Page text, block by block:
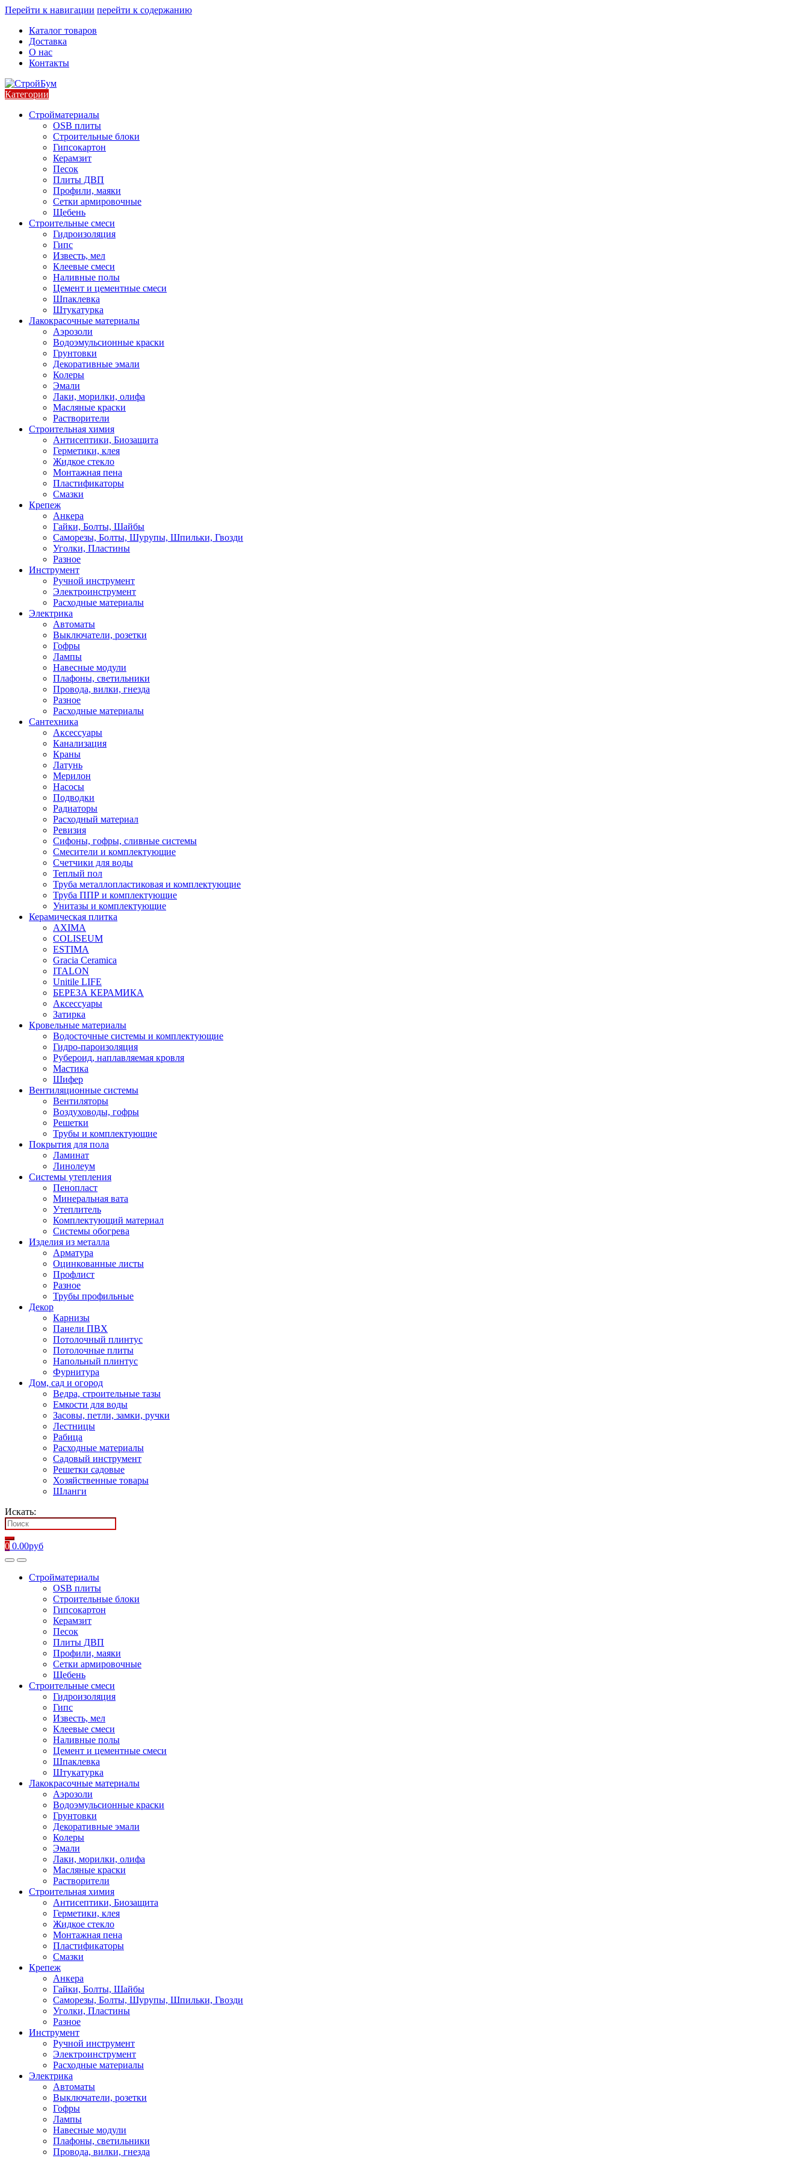
Перейти к навигации перейти к содержанию
Каталог товаров
Доставка
О нас
Контакты
Категории
Стройматериалы
OSB плиты
Строительные блоки
Гипсокартон
Керамзит
Песок
Плиты ДВП
Профили, маяки
Сетки армировочные
Щебень
Строительные смеси
Гидроизоляция
Гипс
Известь, мел
Клеевые смеси
Наливные полы
Цемент и цементные смеси
Шпаклевка
Штукатурка
Лакокрасочные материалы
Аэрозоли
Водоэмульсионные краски
Грунтовки
Декоративные эмали
Колеры
Эмали
Лаки, морилки, олифа
Масляные краски
Растворители
Строительная химия
Антисептики, Биозащита
Герметики, клея
Жидкое стекло
Монтажная пена
Пластификаторы
Смазки
Крепеж
Анкера
Гайки, Болты, Шайбы
Саморезы, Болты, Шурупы, Шпильки, Гвозди
Уголки, Пластины
Разное
Инструмент
Ручной инструмент
Электроинструмент
Расходные материалы
Электрика
Автоматы
Выключатели, розетки
Гофры
Лампы
Навесные модули
Плафоны, светильники
Провода, вилки, гнезда
Разное
Расходные материалы
Сантехника
Аксессуары
Канализация
Краны
Латунь
Мерилон
Насосы
Подводки
Радиаторы
Расходный материал
Ревизия
Сифоны, гофры, сливные системы
Смесители и комплектующие
Счетчики для воды
Теплый пол
Труба металлопластиковая и комплектующие
Труба ППР и комплектующие
Унитазы и комплектующие
Керамическая плитка
AXIMA
COLISEUM
ESTIMA
Gracia Ceramica
ITALON
Unitile LIFE
БЕРЕЗА КЕРАМИКА
Аксессуары
Затирка
Кровельные материалы
Водосточные системы и комплектующие
Гидро-пароизоляция
Рубероид, наплавляемая кровля
Мастика
Шифер
Вентиляционные системы
Вентиляторы
Воздуховоды, гофры
Решетки
Трубы и комплектующие
Покрытия для пола
Ламинат
Линолеум
Системы утепления
Пенопласт
Минеральная вата
Утеплитель
Комплектующий материал
Системы обогрева
Изделия из металла
Арматура
Оцинкованные листы
Профлист
Разное
Трубы профильные
Декор
Карнизы
Панели ПВХ
Потолочный плинтус
Потолочные плиты
Напольный плинтус
Фурнитура
Дом, сад и огород
Ведра, строительные тазы
Емкости для воды
Засовы, петли, замки, ручки
Лестницы
Рабица
Расходные материалы
Садовый инструмент
Решетки садовые
Хозяйственные товары
Шланги
Искать:
0 0.00руб
Стройматериалы
OSB плиты
Строительные блоки
Гипсокартон
Керамзит
Песок
Плиты ДВП
Профили, маяки
Сетки армировочные
Щебень
Строительные смеси
Гидроизоляция
Гипс
Известь, мел
Клеевые смеси
Наливные полы
Цемент и цементные смеси
Шпаклевка
Штукатурка
Лакокрасочные материалы
Аэрозоли
Водоэмульсионные краски
Грунтовки
Декоративные эмали
Колеры
Эмали
Лаки, морилки, олифа
Масляные краски
Растворители
Строительная химия
Антисептики, Биозащита
Герметики, клея
Жидкое стекло
Монтажная пена
Пластификаторы
Смазки
Крепеж
Анкера
Гайки, Болты, Шайбы
Саморезы, Болты, Шурупы, Шпильки, Гвозди
Уголки, Пластины
Разное
Инструмент
Ручной инструмент
Электроинструмент
Расходные материалы
Электрика
Автоматы
Выключатели, розетки
Гофры
Лампы
Навесные модули
Плафоны, светильники
Провода, вилки, гнезда